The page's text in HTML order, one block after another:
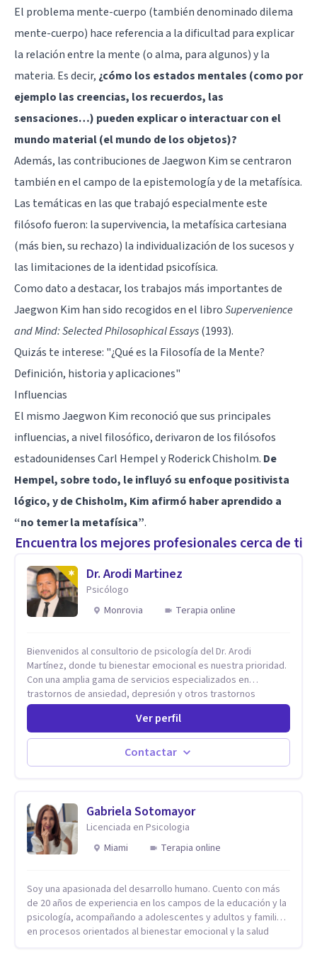
El problema mente-cuerpo (también denominado dilema
mente-cuerpo) hace referencia a la dificultad para explicar
la relación entre la mente (o alma, para algunos) y la
materia. Es decir, ¿cómo los estados mentales (como por
ejemplo las creencias, los recuerdos, las
sensaciones…) pueden explicar o interactuar con el
mundo material (el mundo de los objetos)?
Además, las contribuciones de Jaegwon Kim se centraron
también en el campo de la epistemología y de la metafísica.
Las temáticas en las que trabajó especialmente este
filósofo fueron: la supervivencia, la metafísica cartesiana
(más bien, su rechazo) la individualización de los sucesos y
las limitaciones de la identidad psicofísica.
Como dato a destacar, los trabajos más importantes de
Jaegwon Kim han sido recogidos en el libroSupervenience
and Mind: Selected Philosophical Essays(1993).
Quizás te interese: "¿Qué es la Filosofía de la Mente?
Definición, historia y aplicaciones"
Influencias
El mismo Jaegwon Kim reconoció que sus principales
influencias, a nivel filosófico, derivaron de los filósofos
estadounidenses Carl Hempel y Roderick Chisholm. De
Hempel, sobre todo, le influyó su enfoque positivista
lógico, y de Chisholm, Kim afirmó haber aprendido a
“no temer la metafísica”.
Encuentra los mejores profesionales cerca de ti
Dr. Arodi Martinez
Psicólogo
Monrovia
Terapia online
Bienvenidos al consultorio de psicología del Dr. Arodi
Martínez, donde tu bienestar emocional es nuestra prioridad.
Con una amplia gama de servicios especializados en
trastornos de ansiedad, depresión y otros trastornos
emocionales, estamos dedicados a ofrecerte el mejor
tratamiento para mejorar tu salud mental. En nuestro
consultorio, ofrecemos una variedad de terapias y
tratamientos diseñados para satisfacer tus necesidades
específicas: Terapia para Trastornos de Ansiedad y
para ayudarte a recuperar tu bienestar emocional. Terapia
Individual, de Pareja y Familiar: Trabajamos contigo y tus
seres queridos para fortalecer las relaciones y mejorar la
dinámica familiar. Evaluaciones Psicológicas y Terapias
Terapia de exposición Terapia de juego para niños
Tratamiento de Traumas y Trastornos de Estrés
Postraumático: Ofrecemos apoyo psicológico para ayudarte
a superar experiencias traumáticas y mejorar tu calidad de
Ver perfil
Contactar
Gabriela Sotomayor
Licenciada en Psicologia
Miami
Terapia online
Soy una apasionada del desarrollo humano. Cuento con más
de 20 años de experiencia en los campos de la educación y la
psicología, acompañando a adolescentes y adultos y familias
en procesos orientados al bienestar emocional y la salud